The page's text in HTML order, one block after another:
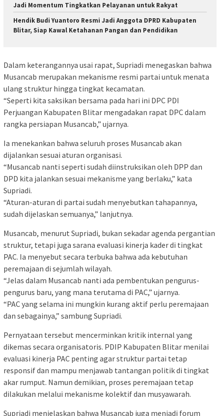
Jadi Momentum Tingkatkan Pelayanan untuk Rakyat
Hendik Budi Yuantoro Resmi Jadi Anggota DPRD Kabupaten
Blitar, Siap Kawal Ketahanan Pangan dan Pendidikan
Dalam keterangannya usai rapat, Supriadi menegaskan bahwa
Musancab merupakan mekanisme resmi partai untuk menata
ulang struktur hingga tingkat kecamatan.
“Seperti kita saksikan bersama pada hari ini DPC PDI
Perjuangan Kabupaten Blitar mengadakan rapat DPC dalam
rangka persiapan Musancab,” ujarnya.
Ia menekankan bahwa seluruh proses Musancab akan
dijalankan sesuai aturan organisasi.
“Musancab nanti seperti sudah diinstruksikan oleh DPP dan
DPD kita jalankan sesuai mekanisme yang berlaku,” kata
Supriadi.
“Aturan-aturan di partai sudah menyebutkan tahapannya,
sudah dijelaskan semuanya,” lanjutnya.
Musancab, menurut Supriadi, bukan sekadar agenda pergantian
struktur, tetapi juga sarana evaluasi kinerja kader di tingkat
PAC. Ia menyebut secara terbuka bahwa ada kebutuhan
peremajaan di sejumlah wilayah.
“Jelas dalam Musancab nanti ada pembentukan pengurus-
pengurus baru, yang mana terutama di PAC,” ujarnya.
“PAC yang selama ini mungkin kurang aktif perlu peremajaan
dan sebagainya,” sambung Supriadi.
Pernyataan tersebut mencerminkan kritik internal yang
dikemas secara organisatoris. PDIP Kabupaten Blitar menilai
evaluasi kinerja PAC penting agar struktur partai tetap
responsif dan mampu menjawab tantangan politik di tingkat
akar rumput. Namun demikian, proses peremajaan tetap
dilakukan melalui mekanisme kolektif dan musyawarah.
Supriadi menjelaskan bahwa Musancab juga menjadi forum